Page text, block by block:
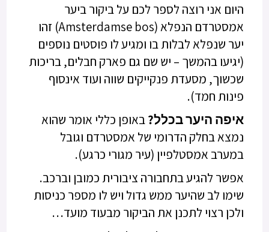
היום אני רוצה לספר לכם על ביקור ביער
אמסטרדם הנפלא (Amsterdamse bos) זהו
יער שנפלא לבלות בו ומגיע לו פוסטים נוספים
(יגיעו בהמשך – יש שם גם פארק חבלים, בריכות
שכשוך, מסעדת פנקייקים שווה ועוד אינסוף
פינות חמד).
איפה היער בכלל?באופן כללי אומר שהוא
נמצא בחלק הדרומי של אמסטרדם וגובל
במערב אמסטלפיין (עיר מגורי כרגע).
אפשר להגיע בתחבורה ציבורית כמובן וברכב.
שימו לב שהיער ממש גדול ויש לו מספר כניסות
ולכן רצוי לתכנן את הביקור מבעוד מועד…